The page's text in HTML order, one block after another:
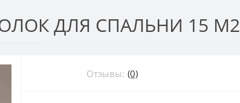
ДЛЯ СПАЛЬНИ 15 М2
Отзывы: (0)